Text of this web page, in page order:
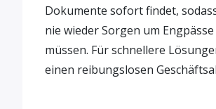
Dokumente sofort findet,
nie wieder Sorgen um
müssen. Für schnellere
einen reibungslosen